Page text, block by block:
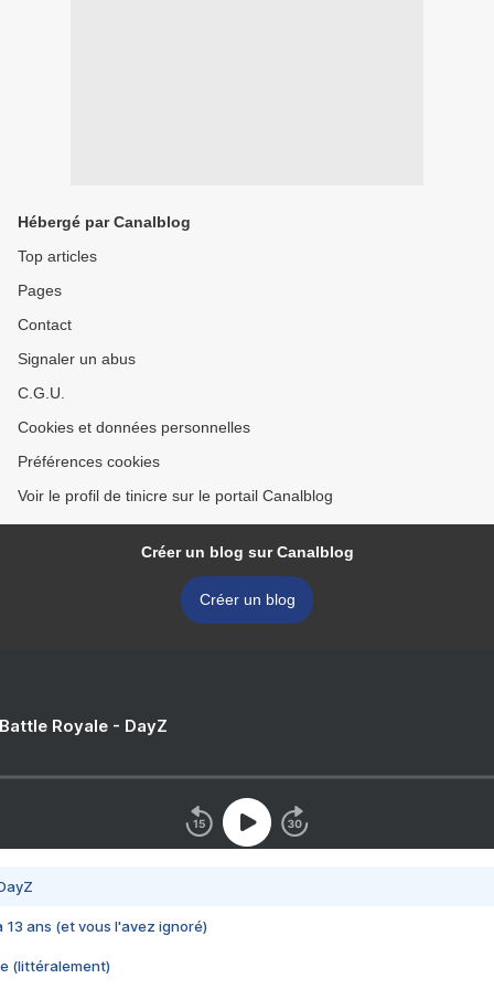
Hébergé par Canalblog
Top articles
Pages
Contact
Signaler un abus
C.G.U.
Cookies et données personnelles
Préférences cookies
Voir le profil de tinicre sur le portail Canalblog
Créer un blog sur Canalblog
Créer un blog
Royale - DayZ
13 ans (et vous l'avez ignoré)
(littéralement)